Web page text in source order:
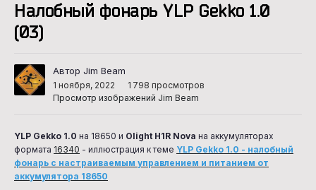
Налобный фонарь YLP Gekko 1.0
(03)
Автор Jim Beam
1 ноября, 2022
1 798 просмотров
Просмотр изображений Jim Beam
YLP Gekko 1.0 на 18650 и Olight H1R Nova на аккумуляторах
формата 16340 - иллюстрация к теме YLP Gekko 1.0 - налобный
фонарь с настраиваемым управлением и питанием от
аккумулятора 18650